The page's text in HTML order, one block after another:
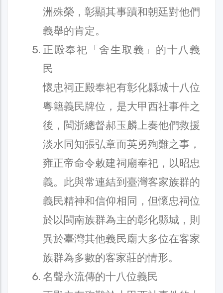
洲殊榮，彰顯其事蹟和朝廷對他們
義舉的肯定。
正殿奉祀「舍生取義」的十八義
民
懷忠祠正殿奉祀有彰化縣城十八位
粵籍義民牌位，是大甲西社事件之
後，閩浙總督郝玉麟上奏他們救援
淡水同知張弘章而英勇殉難之事，
雍正帝命令敕建祠廟奉祀，以昭忠
義。此與常連結到臺灣客家族群的
義民精神和信仰相同，但懷忠祠位
於以閩南族群為主的彰化縣城，則
異於臺灣其他義民廟大多位在客家
族群為多數的客家莊的情形。
名聲永流傳的十八位義民